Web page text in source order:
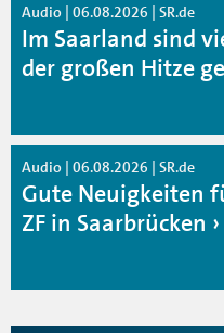
Audio | 06.08.2026 | SR.de
Im Saarland sind
der großen Hitze
Audio | 06.08.2026 | SR.de
Gute Neuigkeiten
ZF in Saarbrücken